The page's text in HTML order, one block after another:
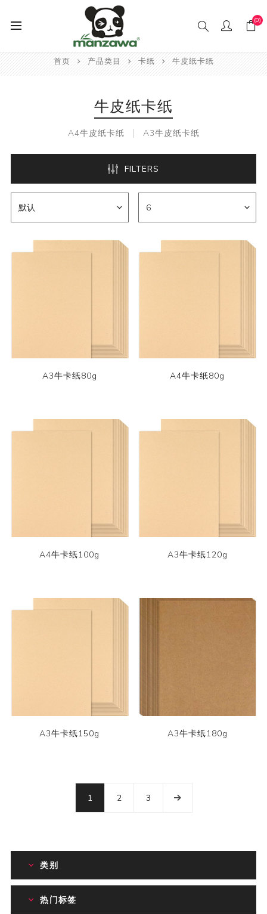
(0)
首页 产品类目 卡纸 牛皮纸卡纸
牛皮纸卡纸
A4牛皮纸卡纸 A3牛皮纸卡纸
FILTERS
A3牛卡纸80g A4牛卡纸80g
A4牛卡纸100g A3牛卡纸120g
A3牛卡纸150g A3牛卡纸180g
1 2 3
类别
热门标签